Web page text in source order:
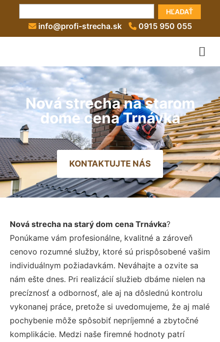
HĽADAŤ
info@profi-strecha.sk 0915 950 055
Nová strecha na starom
dome cena Trnávka
KONTAKTUJTE NÁS
Nová strecha na starý dom cena Trnávka?
Ponúkame vám profesionálne, kvalitné a zároveň
cenovo rozumné služby, ktoré sú prispôsobené vašim
individuálnym požiadavkám. Neváhajte a ozvite sa
nám ešte dnes. Pri realizácií služieb dbáme nielen na
precíznosť a odbornosť, ale aj na dôslednú kontrolu
vykonanej práce, pretože si uvedomujeme, že aj malé
pochybenie môže spôsobiť nepríjemné a zbytočné
komplikácie. Medzi naše firemné hodnoty patrí